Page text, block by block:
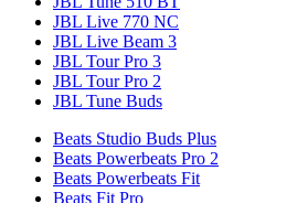
JBL Live 770 NC
JBL Live Beam 3
JBL Tour Pro 3
JBL Tour Pro 2
JBL Tune Buds
Beats Studio Buds Plus
Beats Powerbeats Pro 2
Beats Powerbeats Fit
Beats Fit Pro